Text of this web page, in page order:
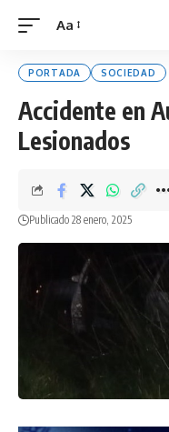
Font
Aa
PORTADA SOCIEDAD
Accidente en
Lesionados
Publicado 28 enero, 2025